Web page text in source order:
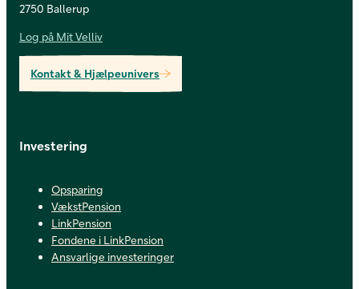
2750 Ballerup
Log på Mit Velliv
Kontakt & Hjælpeunivers
Investering
Opsparing
VækstPension
LinkPension
Fondene i LinkPension
Ansvarlige investeringer